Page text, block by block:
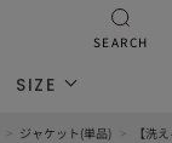
SEARCH
SIZE
ジャケット(単品) 【洗